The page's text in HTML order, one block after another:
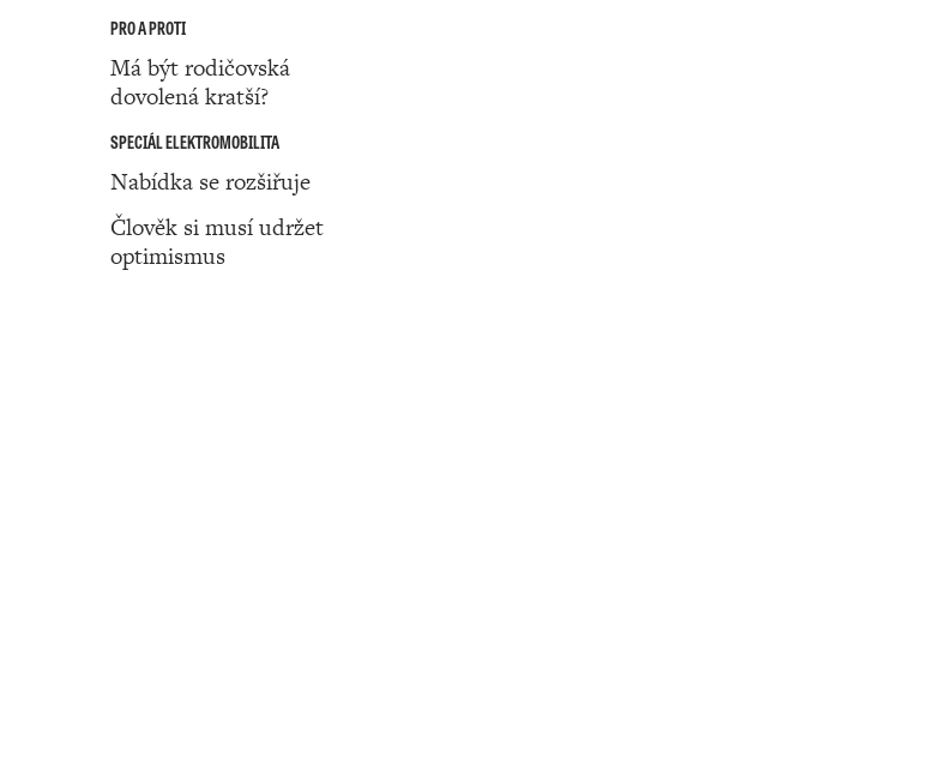
PRO A PROTI
Má být rodičovská
dovolená kratší?
SPECIÁL ELEKTROMOBILITA
Nabídka se rozšiřuje
Člověk si musí udržet
optimismus